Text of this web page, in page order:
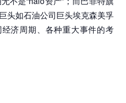
头如石油公司巨头埃克森美孚
济周期、各种重大事件的考